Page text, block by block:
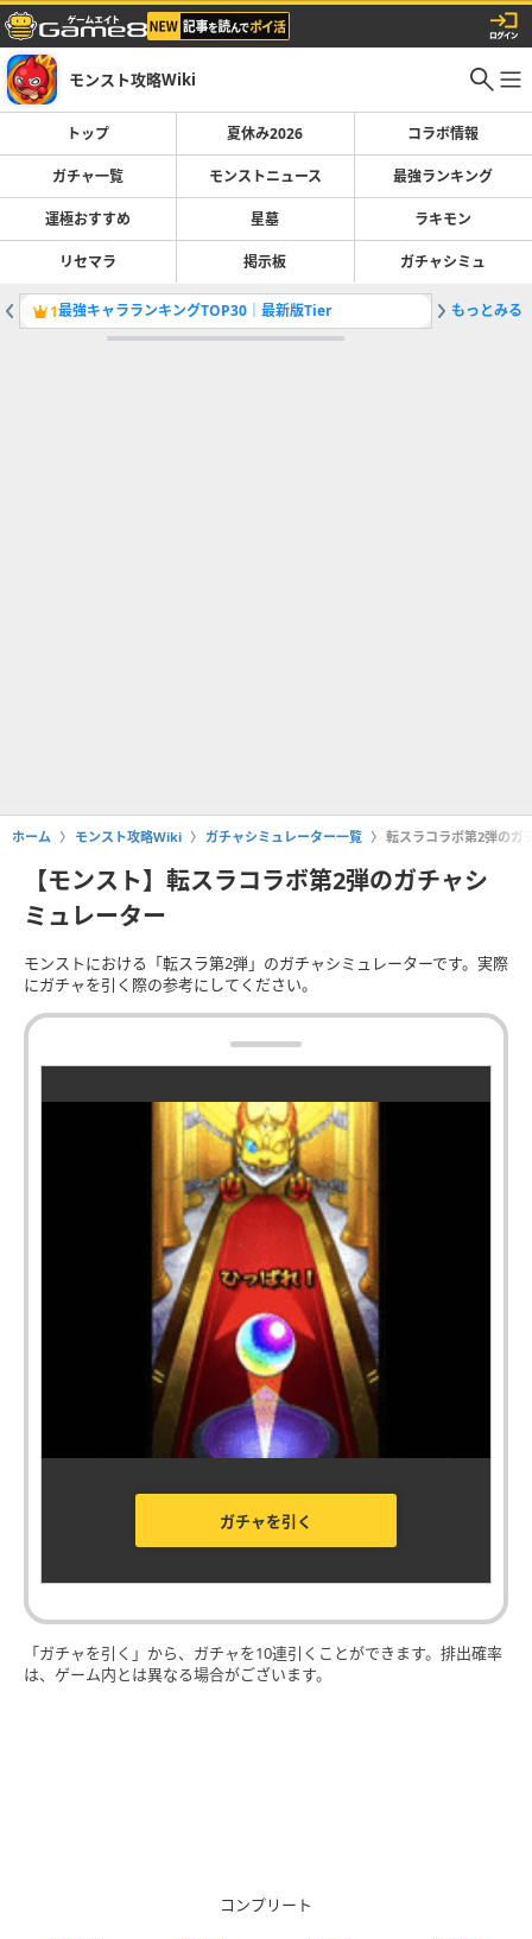
モンスト攻略Wiki
トップ 夏休み2026 コラボ情報
ガチャ一覧 モンストニュース 最強ランキング
運極おすすめ 星墓 ラキモン
リセマラ 掲示板 ガチャシミュ
1最強キャラランキングTOP30｜最新版Tier 2運極お
もっとみる
ホーム モンスト攻略Wiki ガチャシミュレーター一覧 転スラコラボ第2弾のガ
【モンスト】転スラコラボ第2弾のガチャシ
ミュレーター
モンストにおける「転スラ第2弾」のガチャシミュレーターです。実際
にガチャを引く際の参考にしてください。
ガチャを引く
「ガチャを引く」から、ガチャを10連引くことができます。排出確率
は、ゲーム内とは異なる場合がございます。
コンプリート